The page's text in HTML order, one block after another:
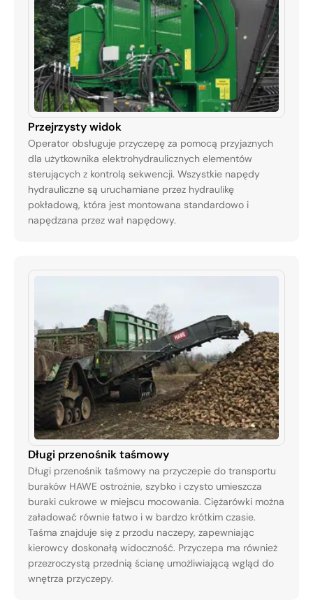
Przejrzysty widok
Operator obsługuje przyczepę za pomocą przyjaznych
dla użytkownika elektrohydraulicznych elementów
sterujących z kontrolą sekwencji. Wszystkie napędy
hydrauliczne są uruchamiane przez hydraulikę
pokładową, która jest montowana standardowo i
napędzana przez wał napędowy.
Długi przenośnik taśmowy
Długi przenośnik taśmowy na przyczepie do transportu
buraków HAWE ostrożnie, szybko i czysto umieszcza
buraki cukrowe w miejscu mocowania. Ciężarówki można
załadować równie łatwo i w bardzo krótkim czasie.
Taśma znajduje się z przodu naczepy, zapewniając
kierowcy doskonałą widoczność. Przyczepa ma również
przezroczystą przednią ścianę umożliwiającą wgląd do
wnętrza przyczepy.